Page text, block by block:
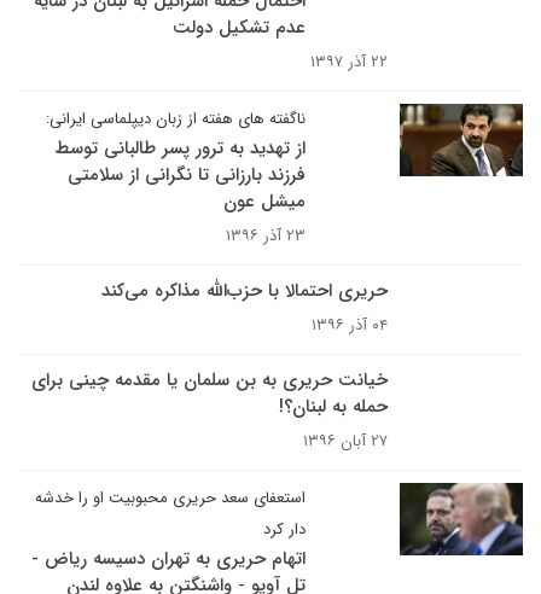
عدم تشکیل دولت
۲۲ آذر ۱۳۹۷
ناگفته های هفته از زبان دیپلماسی ایرانی:
از تهدید به ترور پسر طالبانی توسط
فرزند بارزانی تا نگرانی از سلامتی
میشل عون
۲۳ آذر ۱۳۹۶
حریری احتمالا با حزب‌الله مذاکره می‌کند
۰۴ آذر ۱۳۹۶
خیانت حریری به بن سلمان یا مقدمه چینی برای
حمله به لبنان؟!
۲۷ آبان ۱۳۹۶
استعفای سعد حریری محبوبیت او را خدشه
دار کرد
اتهام حریری به تهران دسیسه ریاض -
تل آویو - واشنگتن به علاوه لندن